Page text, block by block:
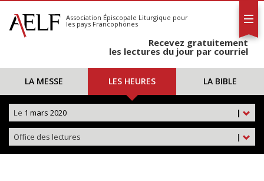
S'abonner
Calendrier
Association Épiscopale Liturgique pour
les pays Francophones
Recevez gratuitement
les lectures du jour par courriel
LA MESSE LES HEURES LA BIBLE
|
Le 1 mars 2020
|
Office des lectures